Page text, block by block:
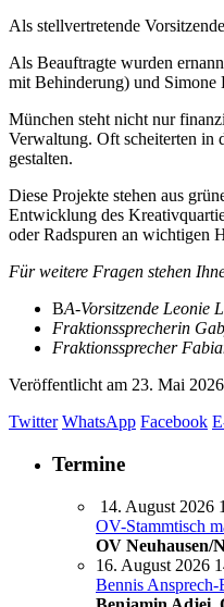
Als stellvertretende
Als Beauftragte wurden
mit Behinderung) und Simone
München steht nicht nur
Verwaltung. Oft scheiterten in
gestalten.
Diese Projekte stehen aus
Entwicklung des
oder Radspuren an wichtigen
Für weitere Fragen stehen
BA-Vorsitzende Leonie
Fraktionssprecherin
Fraktionssprecher
Veröffentlicht am 23. Mai
Twitter WhatsApp Facebook
Termine
14. August 2026
OV-Stammtisch
OV Neuhausen/
16. August 2026
Bennis